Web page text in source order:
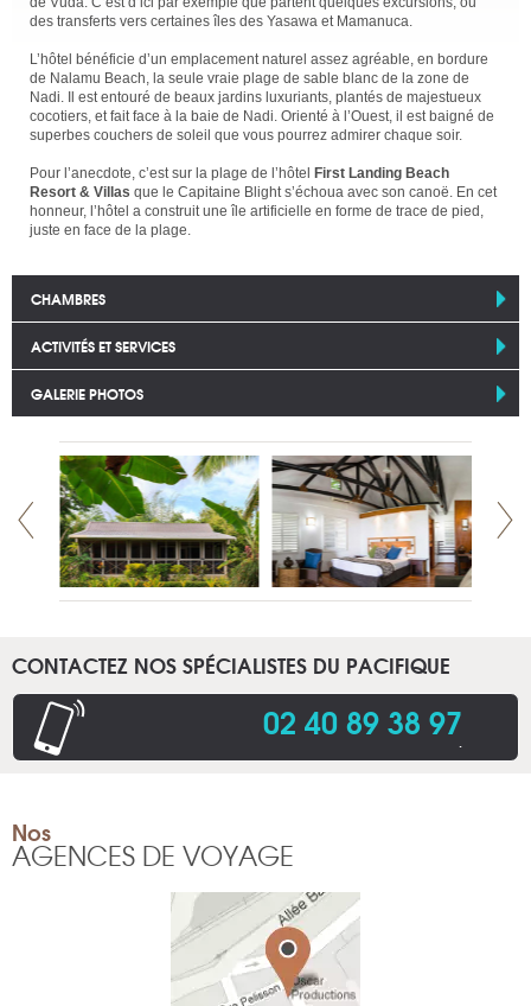
des transferts vers certaines îles des Yasawa et Mamanuca.
L’hôtel bénéficie d’un emplacement naturel assez agréable, en bordure
de Nalamu Beach, la seule vraie plage de sable blanc de la zone de
Nadi. Il est entouré de beaux jardins luxuriants, plantés de majestueux
cocotiers, et fait face à la baie de Nadi. Orienté à l’Ouest, il est baigné de
superbes couchers de soleil que vous pourrez admirer chaque soir.
Pour l’anecdote, c’est sur la plage de l’hôtel
First Landing Beach
Resort & Villas que le Capitaine Blight s’échoua avec son canoë. En cet
honneur, l’hôtel a construit une île artificielle en forme de trace de pied,
juste en face de la plage.
CHAMBRES
ACTIVITÉS ET SERVICES
GALERIE PHOTOS
CONTACTEZ NOS SPÉCIALISTES DU PACIFIQUE
02 40 89 38 97.
Nos
AGENCES DE VOYAGE